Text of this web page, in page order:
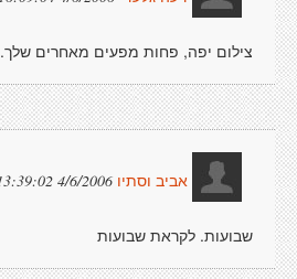
צילום יפה, פחות מפעים מאחרים שלך.
אביב וסתיו 4/6/2006 13:39:02
שבועות. לקראת שבועות